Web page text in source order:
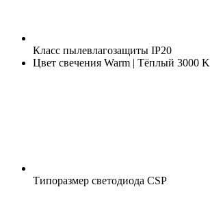
Класс пылевлагозащиты IP20
Цвет свечения Warm | Тёплый 3000 K
Типоразмер светодиода CSP